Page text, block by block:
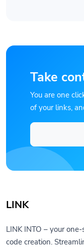
Take
You are one
of your links,
LINK
LINK INTO – your
code creation.